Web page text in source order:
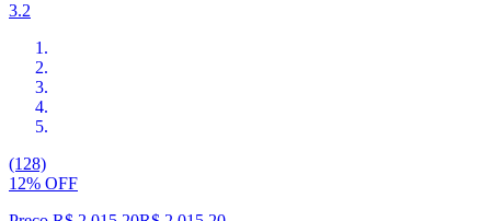
3.2
(128)
12% OFF